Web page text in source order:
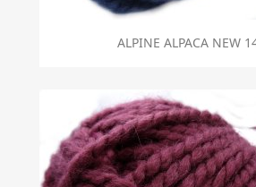
ALPINE ALPACA NEW